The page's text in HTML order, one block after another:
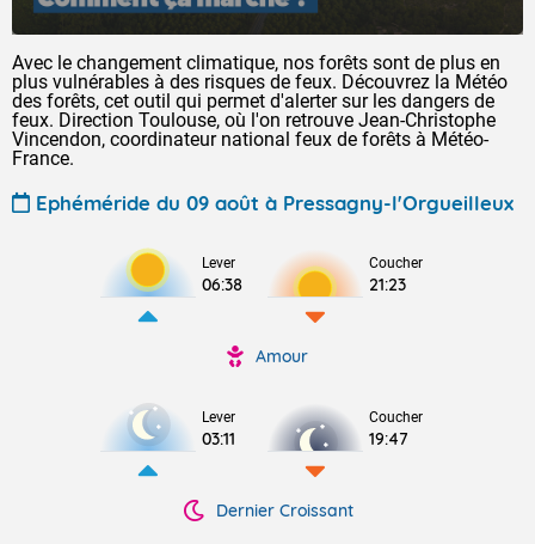
Avec le changement climatique, nos forêts sont de plus en
plus vulnérables à des risques de feux. Découvrez la Météo
des forêts, cet outil qui permet d'alerter sur les dangers de
feux. Direction Toulouse, où l'on retrouve Jean-Christophe
Vincendon, coordinateur national feux de forêts à Météo-
France.
Ephéméride du 09 août à Pressagny-l'Orgueilleux
Lever
06:38
Coucher
21:23
Amour
Lever
03:11
Coucher
19:47
Dernier Croissant